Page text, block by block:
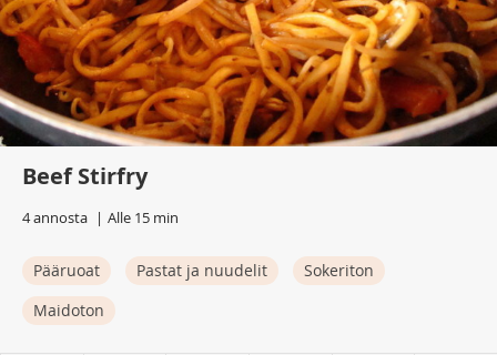
Beef Stirfry
4 annosta Alle 15 min
Pääruoat Pastat ja nuudelit
Sokeriton
Maidoton